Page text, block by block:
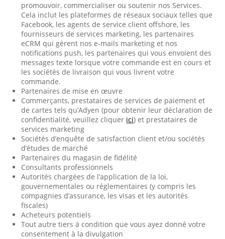
promouvoir, commercialiser ou soutenir nos Services.
Cela inclut les plateformes de réseaux sociaux telles que
Facebook, les agents de service client offshore, les
fournisseurs de services marketing, les partenaires
eCRM qui gèrent nos e-mails marketing et nos
notifications push, les partenaires qui vous envoient des
messages texte lorsque votre commande est en cours et
les sociétés de livraison qui vous livrent votre
commande.
Partenaires de mise en œuvre
Commerçants, prestataires de services de paiement et
de cartes tels qu’Adyen (pour obtenir leur déclaration de
confidentialité, veuillez cliquer ici) et prestataires de
services marketing
Sociétés d’enquête de satisfaction client et/ou sociétés
d’études de marché
Partenaires du magasin de fidélité
Consultants professionnels
Autorités chargées de l’application de la loi,
gouvernementales ou réglementaires (y compris les
compagnies d’assurance, les visas et les autorités
fiscales)
Acheteurs potentiels
Tout autre tiers à condition que vous ayez donné votre
consentement à la divulgation